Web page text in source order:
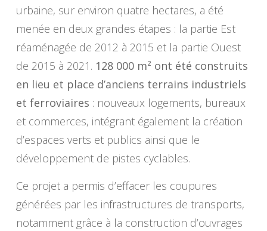
urbaine, sur environ quatre hectares, a été
menée en deux grandes étapes : la partie Est
réaménagée de 2012 à 2015 et la partie Ouest
de 2015 à 2021. 128 000 m² ont été construits
en lieu et place d’anciens terrains industriels
et ferroviaires : nouveaux logements, bureaux
et commerces, intégrant également la création
d’espaces verts et publics ainsi que le
développement de pistes cyclables.
Ce projet a permis d’effacer les coupures
générées par les infrastructures de transports,
notamment grâce à la construction d’ouvrages